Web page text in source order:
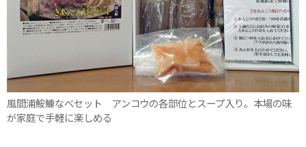
風間浦鮟鱇なべセット アンコウの各部位とスープ入り。本場の味
が家庭で手軽に楽しめる